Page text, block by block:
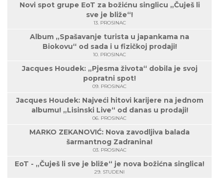
Novi spot grupe EoT za božićnu singlicu „Čuješ li
sve je bliže“!
13. PROSINAC
Album „Spašavanje turista u japankama na
Biokovu“ od sada i u fizičkoj prodaji!
10. PROSINAC
Jacques Houdek: „Pjesma života“ dobila je svoj
popratni spot!
09. PROSINAC
Jacques Houdek: Najveći hitovi karijere na jednom
albumu! „Lisinski Live“ od danas u prodaji!
06. PROSINAC
MARKO ZEKANOVIĆ: Nova zavodljiva balada
šarmantnog Zadranina!
03. PROSINAC
EoT - „Čuješ li sve je bliže“ je nova božićna singlica!
29. STUDENI